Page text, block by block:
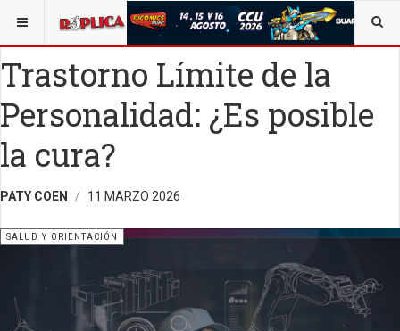
ESTÁ AQUÍ: SALUD OPINIÓN RÉPLICA
Trastorno Límite de la
Personalidad: ¿Es posible
la cura?
PATY COEN 11 MARZO 2026
SALUD Y ORIENTACIÓN